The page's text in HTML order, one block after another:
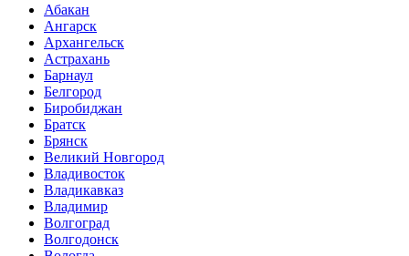
Абакан
Ангарск
Архангельск
Астрахань
Барнаул
Белгород
Биробиджан
Братск
Брянск
Великий Новгород
Владивосток
Владикавказ
Владимир
Волгоград
Волгодонск